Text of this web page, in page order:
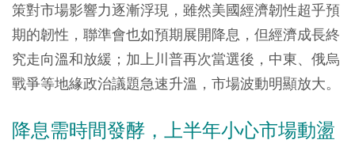
策對市場影響力逐漸浮現，雖然美國經濟韌性超乎預
期的韌性，聯準會也如預期展開降息，但經濟成長終
究走向溫和放緩；加上川普再次當選後，中東、俄烏
戰爭等地緣政治議題急速升溫，市場波動明顯放大。
降息需時間發酵，上半年小心市場動盪